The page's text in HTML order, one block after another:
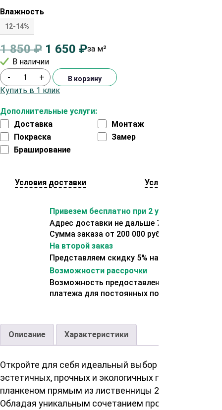
Влажность
12-14%
1 850₽ 1 650 ₽за м²
В наличии
Дополнительные услуги:
Доставка
Монтаж
Покраска
Замер
Браширование
- + В корзину
Купить в 1 клик
Условия доставки Условия оплаты
Привезем бесплатно при 2 условиях:
Адрес доставки не дальше 70 км от склада.
Сумма заказа от 200 000 рублей.
На второй заказ
Представляем скидку 5% на второй заказ
Возможности рассрочки
Возможность предоставления отсрочки
платежа для постоянных покупателей.
Описание Характеристики
Откройте для себя идеальный выбор для создания
эстетичных, прочных и экологичных поверхностей с
планкеном прямым из лиственницы 20х90х6000мм.
Обладая уникальным сочетанием прочности и